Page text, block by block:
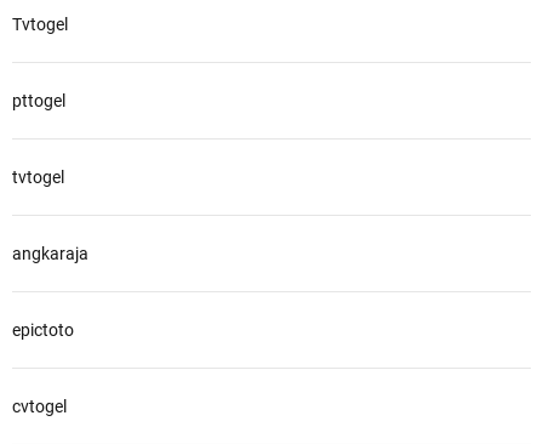
Tvtogel
pttogel
tvtogel
angkaraja
epictoto
cvtogel